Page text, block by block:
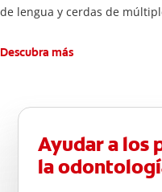
de lengua y cerdas de
Descubra más
Ayudar a los
la